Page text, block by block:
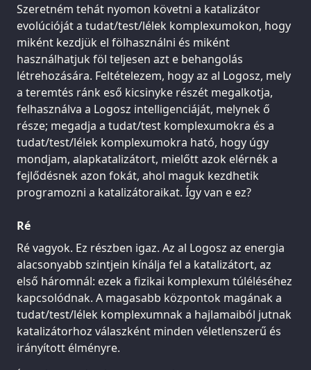
Szeretném tehát nyomon követni a katalizátor
evolúcióját a tudat/test/lélek komplexumokon, hogy
miként kezdjük el fölhasználni és miként
használhatjuk föl teljesen azt e behangolás
létrehozására. Feltételezem, hogy az al Logosz, mely
a teremtés ránk eső kicsinyke részét megalkotja,
felhasználva a Logosz intelligenciáját, melynek ő
része; megadja a tudat/test komplexumokra és a
tudat/test/lélek komplexumokra ható, hogy úgy
mondjam, alapkatalizátort, mielőtt azok elérnék a
fejlődésnek azon fokát, ahol maguk kezdhetik
programozni a katalizátoraikat. Így van e ez?
Ré
Ré vagyok. Ez részben igaz. Az al Logosz az energia
alacsonyabb szintjein kínálja fel a katalizátort, az
első háromnál: ezek a fizikai komplexum túléléséhez
kapcsolódnak. A magasabb központok magának a
tudat/test/lélek komplexumnak a hajlamaiból jutnak
katalizátorhoz válaszként minden véletlenszerű és
irányított élményre.